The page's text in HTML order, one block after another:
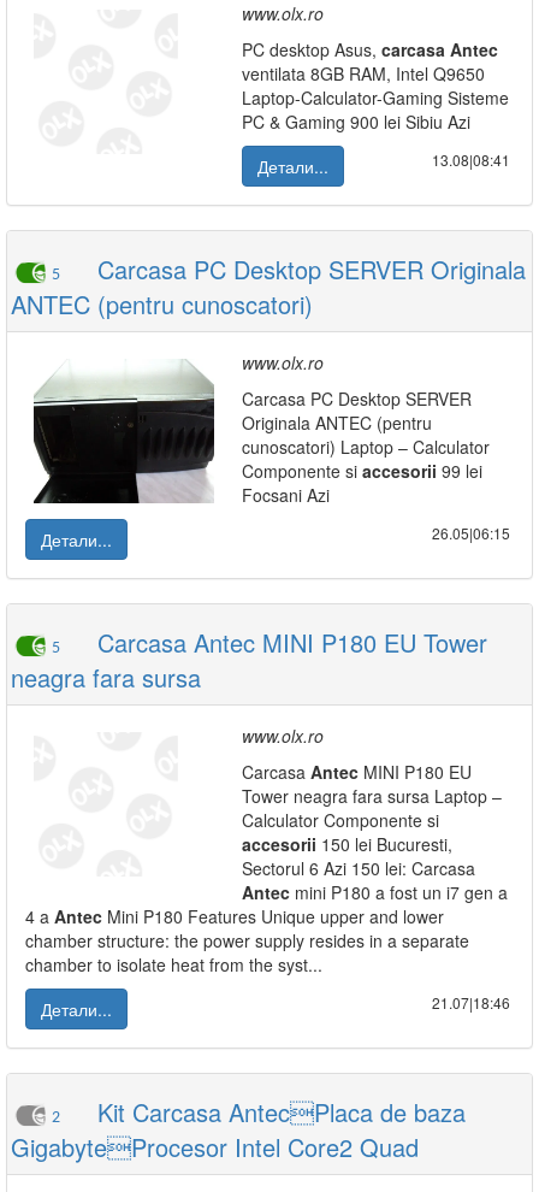
www.olx.ro
PC desktop Asus, carcasa Antec
ventilata 8GB RAM, Intel Q9650
Laptop-Calculator-Gaming Sisteme
PC & Gaming 900 lei Sibiu Azi
Детали...
13.08|08:41
5
Carcasa PC Desktop SERVER Originala
ANTEC (pentru cunoscatori)
www.olx.ro
Carcasa PC Desktop SERVER
Originala ANTEC (pentru
cunoscatori) Laptop – Calculator
Componente si accesorii 99 lei
Focsani Azi
Детали...
26.05|06:15
5
Carcasa Antec MINI P180 EU Tower
neagra fara sursa
www.olx.ro
Carcasa Antec MINI P180 EU
Tower neagra fara sursa Laptop –
Calculator Componente si
accesorii 150 lei Bucuresti,
Sectorul 6 Azi 150 lei: Carcasa
Antec mini P180 a fost un i7 gen a
4 a Antec Mini P180 Features Unique upper and lower
chamber structure: the power supply resides in a separate
chamber to isolate heat from the syst...
Детали...
21.07|18:46
2
Kit Carcasa AntecPlaca de baza
GigabyteProcesor Intel Core2 Quad